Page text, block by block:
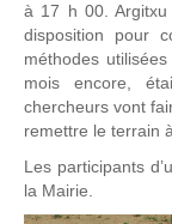
à 17 h 00. Argitxu
disposition pour
méthodes
mois encore,
chercheurs vont
remettre le terrain
Les participants
la Mairie.